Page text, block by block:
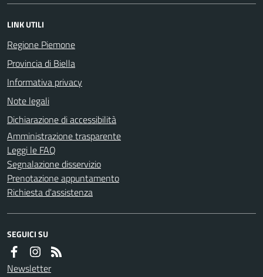
LINK UTILI
Regione Piemone
Provincia di Biella
Informativa privacy
Note legali
Dichiarazione di accessibilità
Amministrazione trasparente
Leggi le FAQ
Segnalazione disservizio
Prenotazione appuntamento
Richiesta d'assistenza
SEGUICI SU
Newsletter